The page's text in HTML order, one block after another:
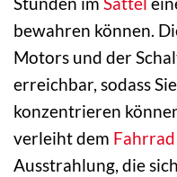
bewahren können.
Motors und der
erreichbar, sodass
konzentrieren
verleiht dem Fahrrad
Ausstrahlung, die